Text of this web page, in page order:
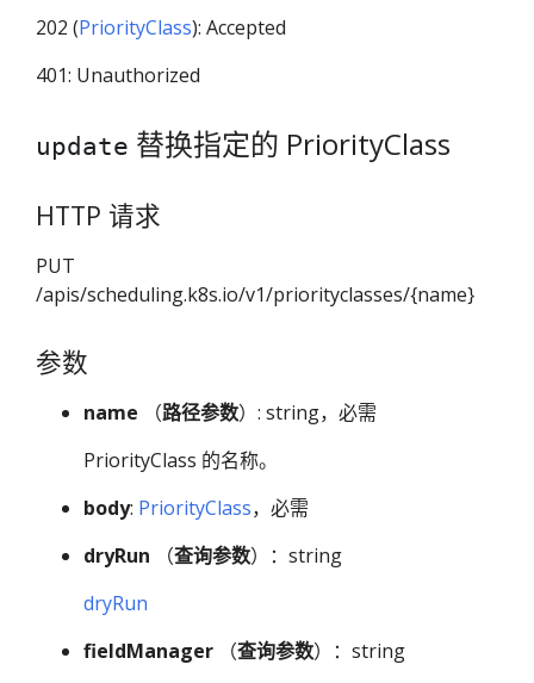
202 (PriorityClass): Accepted
401: Unauthorized
update 替换指定的 PriorityClass
HTTP 请求
PUT
/apis/scheduling.k8s.io/v1/priorityclasses/{name}
参数
name （路径参数）: string，必需
PriorityClass 的名称。
body: PriorityClass，必需
dryRun （查询参数）：string
dryRun
fieldManager （查询参数）：string